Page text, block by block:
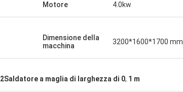
Motore 4.0kw
Dimensione della
macchina
3200*1600*1700 mm
2Saldatore a maglia di larghezza di 0, 1 m